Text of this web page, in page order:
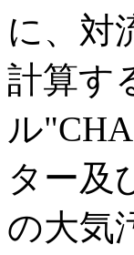
に、対
計算す
ル
ター及
の大気